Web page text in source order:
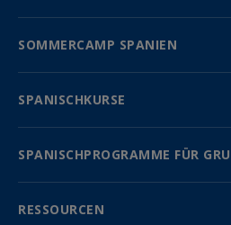
SOMMERCAMP SPANIEN
SPANISCHKURSE
SPANISCHPROGRAMME FÜR
RESSOURCEN